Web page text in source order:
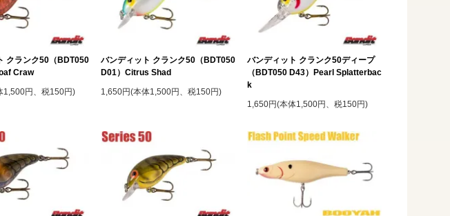
クランク50（BDT050
Craw
1,500円、税150円)
バンディット クランク50（BDT050
D01）Citrus Shad
1,650円(本体1,500円、税150円)
バンディット クランク50ディープ
（BDT050 D43）Pearl Splatterbac
k
1,650円(本体1,500円、税150円)